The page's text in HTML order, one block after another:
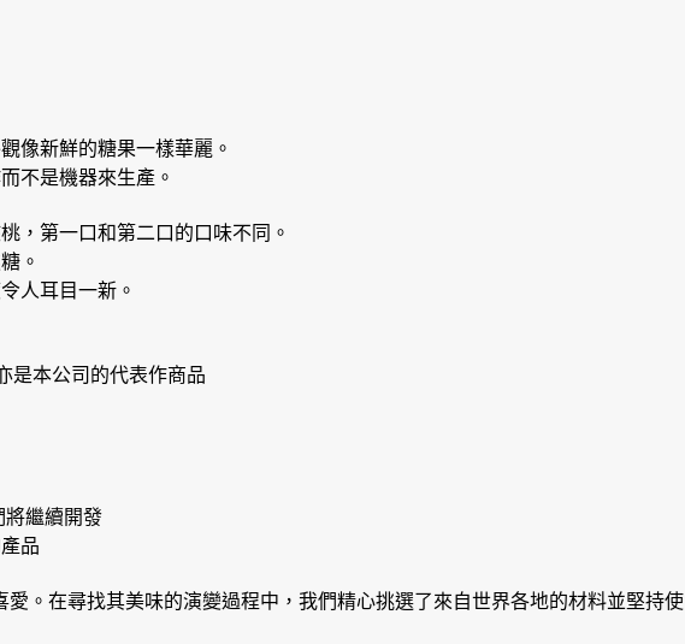
像新鮮的糖果一樣華麗。
不是機器來生產。
，第一口和第二口的口味不同。
。
人耳目一新。
是本公司的代表作商品
將繼續開發
品
。在尋找其美味的演變過程中，我們精心挑選了來自世界各地的材料並堅持使